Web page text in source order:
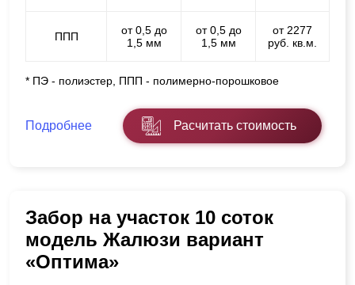
ППП
от 0,5 до
1,5 мм
от 0,5 до
1,5 мм
от 2277
руб. кв.м.
* ПЭ - полиэстер, ППП - полимерно-порошковое
Подробнее Расчитать стоимость
Забор на участок 10 соток
модель Жалюзи вариант
«Оптима»